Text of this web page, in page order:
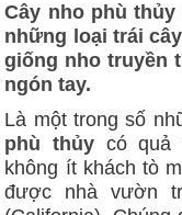
Cây nho phù thủy
những loại trái
giống nho truyền
ngón tay.
Là một trong số
phù thủy có quả
không ít khách tò
được nhà vườn